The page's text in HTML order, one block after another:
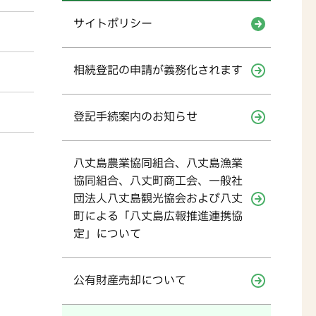
サイトポリシー
相続登記の申請が義務化されます
登記手続案内のお知らせ
八丈島農業協同組合、八丈島漁業
協同組合、八丈町商工会、一般社
団法人八丈島観光協会および八丈
町による「八丈島広報推進連携協
定」について
公有財産売却について